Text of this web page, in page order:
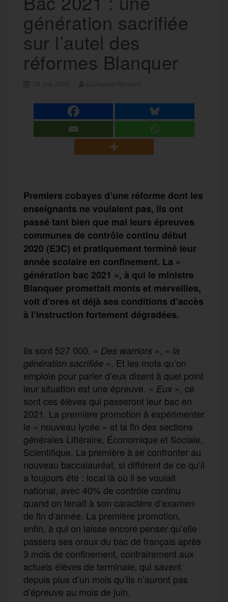
génération sacrifiée
sur l’autel des
réformes Blanquer
Premiers cobayes d’une réforme dont les
enseignants ne voulaient pas, ils ont
passé tant bien que mal leurs épreuves
communes de contrôle continu début
2020 (E3C) et pratiquement terminé leur
année scolaire en confinement. La «
génération bac 2021 », à qui le ministre
Blanquer promettait monts et merveilles,
voit d’ores et déjà ses conditions d’accès
à l’instruction fortement dégradées.
Ils sont 527 000. « Des warriors », « la
génération sacrifiée ». Et les mots qu’on
emploie pour parler d’eux disent à quel point
leur situation est une épreuve. « Eux », ce
sont ces élèves qui passeront leur bac en
2021. La première promotion à expérimenter
le « nouveau lycée » et la fin des sections
générales Littéraire, Économique et Sociale,
Scientifique. La première à se confronter au
nouveau baccalauréat, si différent de ce qu’il
a toujours été : local là où il se voulait
national, avec 40% de contrôle continu
quand on tenait à son caractère d’examen
de fin d’année. La première promotion,
enfin, à qui on laisse encore penser qu’elle
passera ses oraux du bac de français après
3 mois de confinement, contrairement aux
actuels élèves de terminale, qui savent
depuis plus d’un mois qu’ils n’auront pas
d’épreuve au mois de juin.